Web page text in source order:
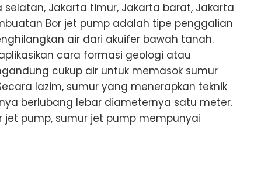
Jakarta timur, Jakarta barat, Jakarta
Bor jet pump adalah tipe penggalian
air dari akuifer bawah tanah.
cara formasi geologi atau
cukup air untuk memasok sumur
lazim, sumur yang menerapkan teknik
berlubang lebar diameternya satu meter.
jet pump, sumur jet pump mempunyai